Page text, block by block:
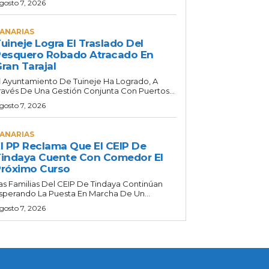
7, 2026
Logra El Traslado Del
Robado Atracado En
Tarajal
Ayuntamiento De Tuineje Ha Logrado, A
De Una Gestión Conjunta Con Puertos...
7, 2026
PP Reclama Que El CEIP De
Cuente Con Comedor El
Curso
Familias Del CEIP De Tindaya Continúan
La Puesta En Marcha De Un...
7, 2026